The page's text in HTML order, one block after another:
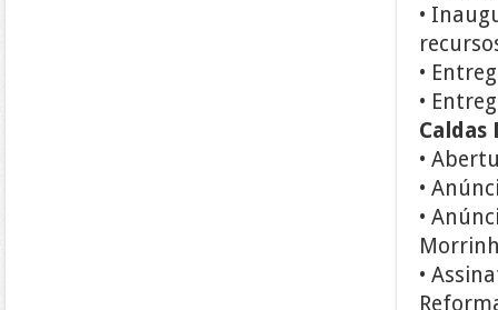
•
•
•
Caldas
•
•
•
•